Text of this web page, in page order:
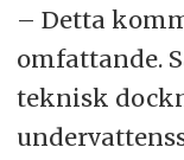
– Detta
omfattande.
teknisk